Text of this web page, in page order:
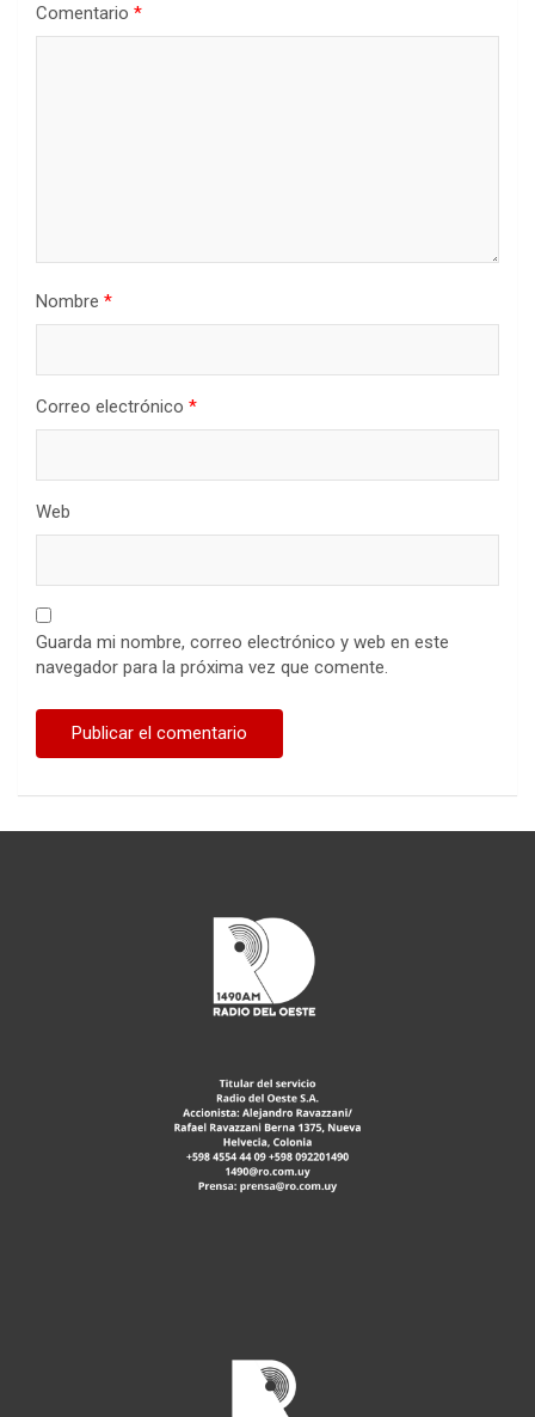
Comentario *
Nombre *
Correo electrónico *
Web
Guarda mi nombre, correo electrónico y web en este
navegador para la próxima vez que comente.